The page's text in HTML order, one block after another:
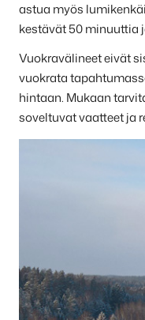
astua myös
kestävät 50 minuuttia
Vuokravälineet eivät
vuokrata
hintaan. Mukaan
soveltuvat vaatteet ja